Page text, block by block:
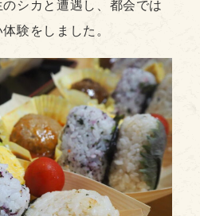
シカと遭遇し、都会では
験をしました。